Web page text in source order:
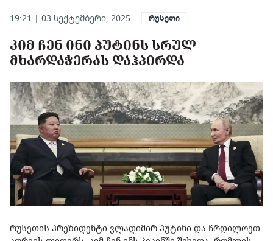
19:21 | 03 სექტემბერი, 2025 — რუსეთი
ᲙᲘᲛ ᲩᲔᲜ ᲘᲜᲘ ᲞᲣᲢᲘᲜᲡ ᲡᲠᲣᲚ
ᲛᲮᲐᲠᲓᲐᲭᲔᲠᲐᲡ ᲓᲐᲰᲞᲘᲠᲓᲐ
რუსეთის პრეზიდენტი ვლადიმირ პუტინი და ჩრდილოეთ